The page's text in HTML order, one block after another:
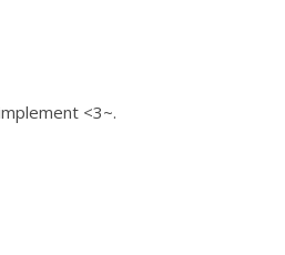
<3~.